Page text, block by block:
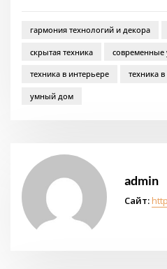
гармония технологий и декора
скрытая техника современные
техника в интерьере техника
умный дом
admin
Сайт: